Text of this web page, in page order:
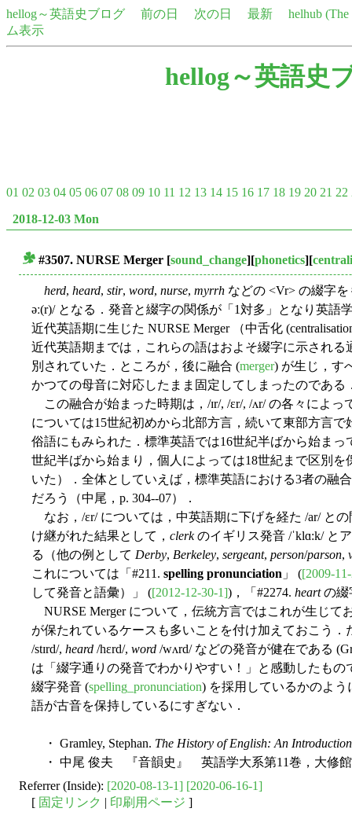
hellog～英語史ブログ 前の日 次の日 最新
helhub
ム表示
hellog～英語史
01 02 03 04 05 06 07 08 09 10 11 12 13 14 15 16 17 18 19 20 21 22
2018-12-03 Mon
#3507. NURSE Merger [sound_change][phonetics][
herd, heard, stir, word, nurse, myrrh などの <Vr> の綴字
əː(r)/ となる．発音と綴字の関係が「1対多」となり英
近代英語期に生じた NURSE Merger （中舌化
近代英語期までは，これらの語はおよそ綴字に示され
別されていた．ところが，後に融合 (merger) が生じ，す
かつての母音に対応したまま固定してしまったのである
この融合が始まった時期は，/ɪr/, /ɛr/, /ʌr/ の各々によっ
については15世紀初めから北部方言，続いて東部方言
俗語にもみられた．標準英語では16世紀半ばから始ま
世紀半ばから始まり，個人によっては18世紀まで区別を
いた）．全体としていえば，標準英語における3者の融
だろう（中尾，p. 304--07）．
なお，/ɛr/ については，中英語期に下げを経た /ar/ と
け継がれた結果として， clerkのイギリス発音 /ˈklɑ:k/ と
る（他の例として Derby, Berkeley, sergeant, person/parson,
これについては「#211. spelling pronunciation 」 ([2009-
して発音と語彙）」 ([2012-12-30-1])，「#2274. heartの綴
NURSE Merger について，伝統方言ではこれが生じて
が保たれているケースも多いことを付け加えておこう
/stɪrd/, heard /hɛrd/, word /wʌrd/ などの発音が健在である
は「綴字通りの発音でわかりやすい！」と感動したも
綴字発音 (spelling_pronunciation) を採用しているかのよ
語が古音を保持しているにすぎない．
・ Gramley, Stephan. The History of English: An Introduction
・ 中尾 俊夫 『音韻史』 英語学大系第11巻，大修館
Referrer (Inside): [2020-08-13-1] [2020-06-16-1]
[ 固定リンク | 印刷用ページ ]